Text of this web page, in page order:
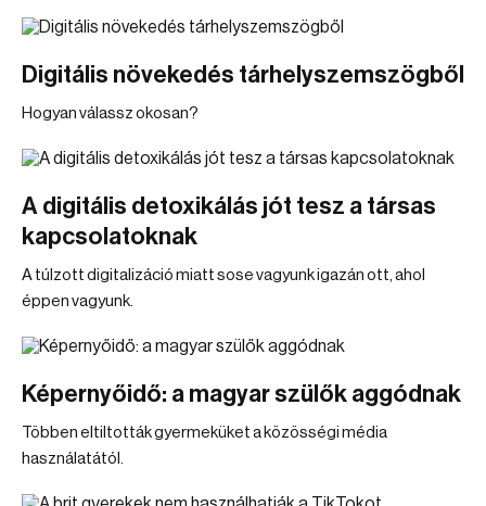
Digitális növekedés tárhelyszemszögből
Hogyan válassz okosan?
A digitális detoxikálás jót tesz a társas
kapcsolatoknak
A túlzott digitalizáció miatt sose vagyunk igazán ott, ahol
éppen vagyunk.
Képernyőidő: a magyar szülők aggódnak
Többen eltiltották gyermeküket a közösségi média
használatától.